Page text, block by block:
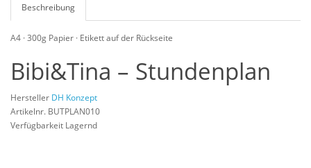
Beschreibung
A4 · 300g Papier · Etikett auf der Rückseite
Bibi&Tina – Stundenplan
Hersteller DH Konzept
Artikelnr. BUTPLAN010
Verfügbarkeit Lagernd